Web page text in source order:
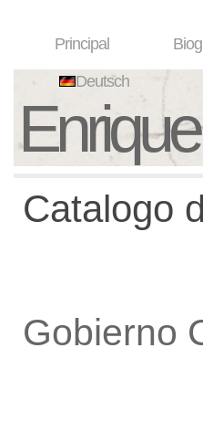
Principal
Deutsch
Catalogo
Gobierno